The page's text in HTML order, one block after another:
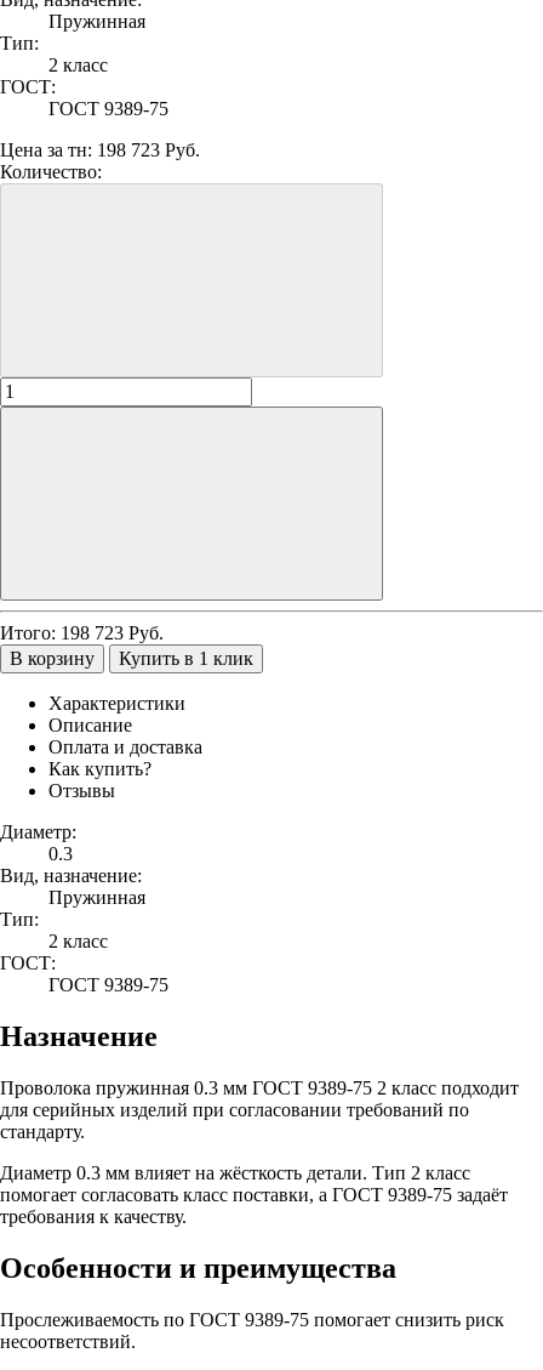
Пружинная
Тип:
2 класс
ГОСТ:
ГОСТ 9389-75
Цена за тн: 198 723 Руб.
Количество:
Итого: 198 723 Руб.
В корзину
Купить в 1 клик
Характеристики
Описание
Оплата и доставка
Как купить?
Отзывы
Диаметр:
0.3
Вид, назначение:
Пружинная
Тип:
2 класс
ГОСТ:
ГОСТ 9389-75
Назначение
Проволока пружинная 0.3 мм ГОСТ 9389-75 2 класс подходит
для серийных изделий при согласовании требований по
стандарту.
Диаметр 0.3 мм влияет на жёсткость детали. Тип 2 класс
помогает согласовать класс поставки, а ГОСТ 9389-75 задаёт
требования к качеству.
Особенности и преимущества
Прослеживаемость по ГОСТ 9389-75 помогает снизить риск
несоответствий.